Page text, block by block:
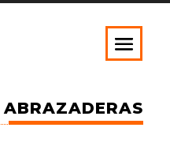
ABRAZADERAS